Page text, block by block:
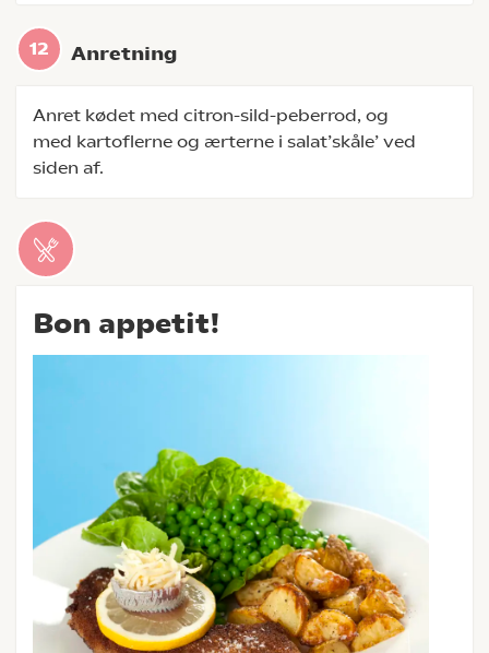
Anretning
Anret kødet med citron-sild-peberrod, og
med kartoflerne og ærterne i salat’skåle’ ved
siden af.
Bon appetit!